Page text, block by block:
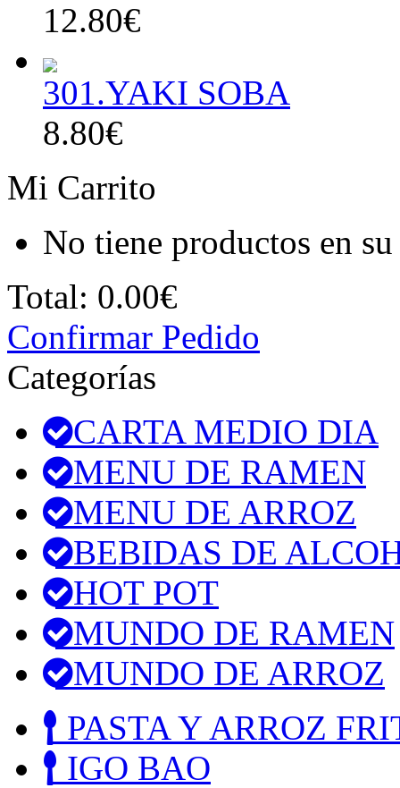
12.80€
301.YAKI SOBA
8.80€
Mi Carrito
No tiene productos en
Total: 0.00€
Confirmar Pedido
Categorías
CARTA MEDIO DIA
MENU DE RAMEN
MENU DE ARROZ
BEBIDAS DE
HOT POT
MUNDO DE RAMEN
MUNDO DE ARROZ
PASTA Y ARROZ
IGO BAO